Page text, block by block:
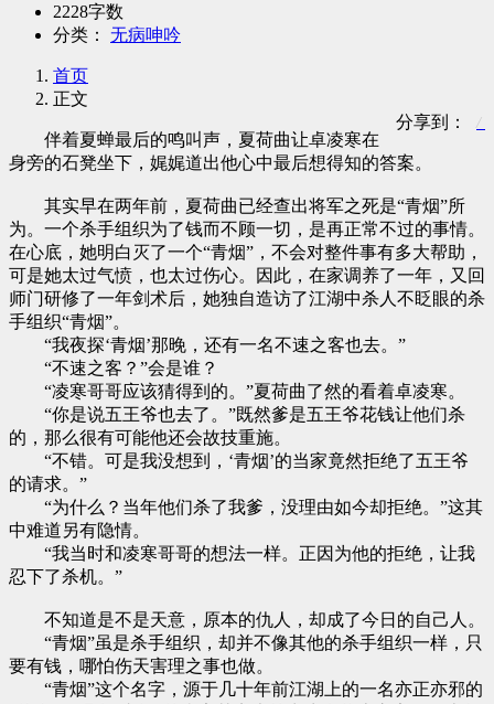
2228字数
分类：
无病呻吟
首页
正文
分享到：
伴着夏蝉最后的鸣叫声，夏荷曲让卓凌寒在
身旁的石凳坐下，娓娓道出他心中最后想得知的答案。
其实早在两年前，夏荷曲已经查出将军之死是“青烟”所
为。一个杀手组织为了钱而不顾一切，是再正常不过的事情。
在心底，她明白灭了一个“青烟”，不会对整件事有多大帮助，
可是她太过气愤，也太过伤心。因此，在家调养了一年，又回
师门研修了一年剑术后，她独自造访了江湖中杀人不眨眼的杀
手组织“青烟”。
“我夜探‘青烟’那晚，还有一名不速之客也去。”
“不速之客？”会是谁？
“凌寒哥哥应该猜得到的。”夏荷曲了然的看着卓凌寒。
“你是说五王爷也去了。”既然爹是五王爷花钱让他们杀
的，那么很有可能他还会故技重施。
“不错。可是我没想到，‘青烟’的当家竟然拒绝了五王爷
的请求。”
“为什么？当年他们杀了我爹，没理由如今却拒绝。”这其
中难道另有隐情。
“我当时和凌寒哥哥的想法一样。正因为他的拒绝，让我
忍下了杀机。”
不知道是不是天意，原本的仇人，却成了今日的自己人。
“青烟”虽是杀手组织，却并不像其他的杀手组织一样，只
要有钱，哪怕伤天害理之事也做。
“青烟”这个名字，源于几十年前江湖上的一名亦正亦邪的